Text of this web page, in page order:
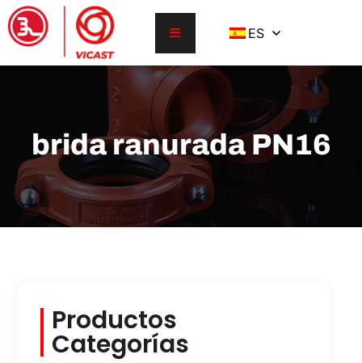
ES
brida ranurada PN16
Productos
Categorías